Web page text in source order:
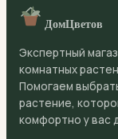
ДомЦветов
Экспертный
комнатных
Помогаем
растение,
комфортно у вас